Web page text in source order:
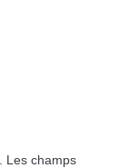
Les champs